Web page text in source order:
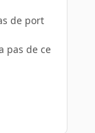
de port
pas de ce